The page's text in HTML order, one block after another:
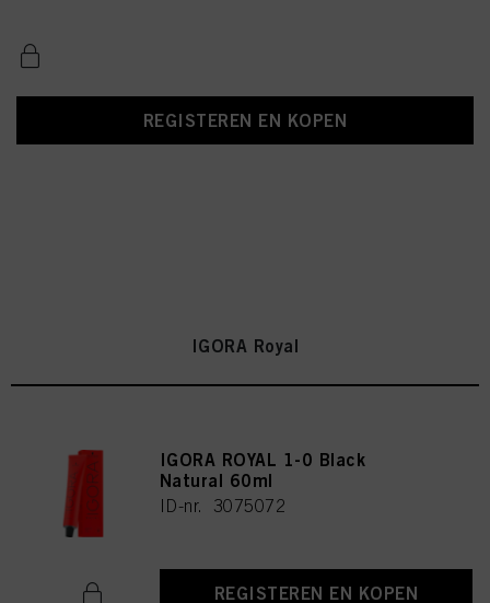
REGISTEREN EN KOPEN
IGORA Royal
IGORA ROYAL 1-0 Black
Natural 60ml
ID-nr. 3075072
REGISTEREN EN KOPEN